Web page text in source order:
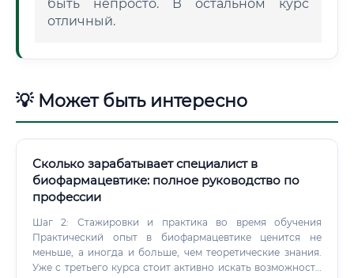
быть непросто. В остальном курс
отличный.
💡 Может быть интересно
Сколько зарабатывает специалист в
биофармацевтике: полное руководство по
профессии
Шаг 2: Стажировки и практика во время обучения
Практический опыт в биофармацевтике ценится не
меньше, а иногда и больше, чем теоретические знания.
Уже с третьего курса стоит активно искать возможности